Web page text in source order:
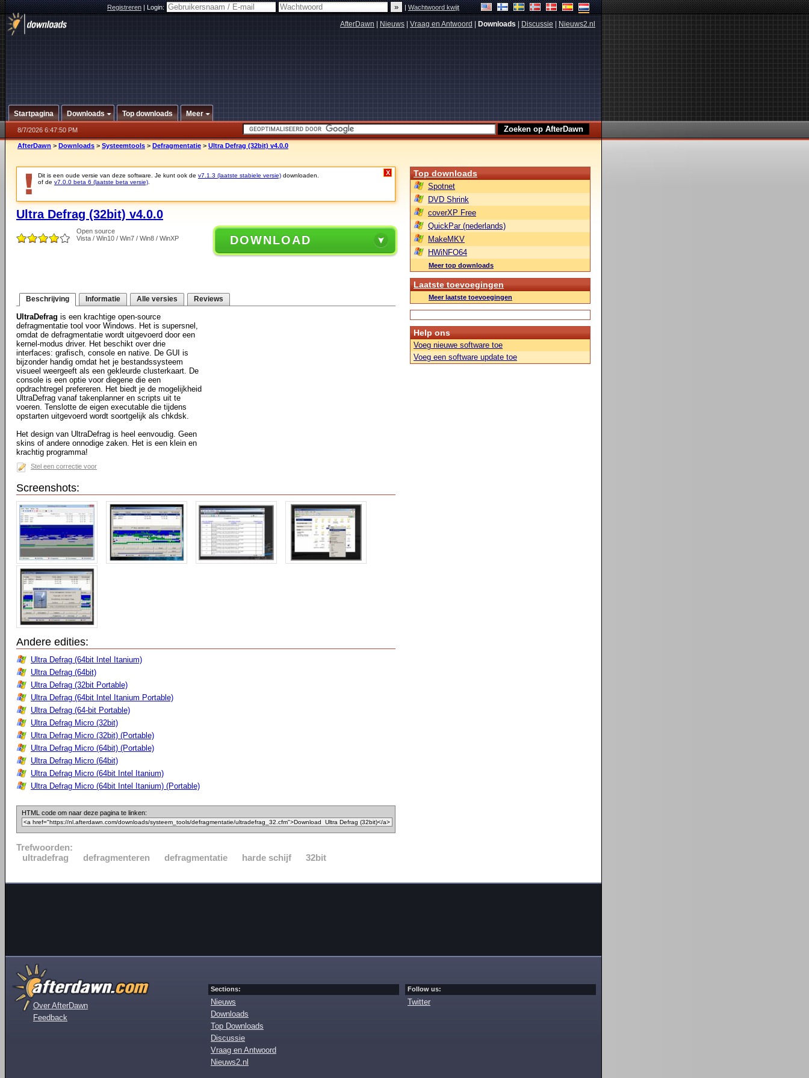
Registreren|Login: |Wachtwoord kwijt
AfterDawn Nieuws Vraag en Antwoord Downloads Discussie Nieuws2.nl
Startpagina Downloads Top downloads Meer
8/7/2026 6:47:50 PM
AfterDawn > Downloads > Systeemtools > Defragmentatie > Ultra Defrag (32bit) v4.0.0
Dit is een oude versie van deze software. Je kunt ook de v7.1.3 (laatste stabiele versie) downloaden.
of de v7.0.0 beta 6 (laatste beta versie)
X
Ultra Defrag (32bit) v4.0.0
Open source
Vista / Win10 / Win7 / Win8 / WinXP
DOWNLOAD
Beschrijving Informatie Alle versies Reviews
UltraDefrag is een krachtige open-source
defragmentatie tool voor Windows. Het is supersnel,
omdat de defragmentatie wordt uitgevoerd door een
kernel-modus driver. Het beschikt over drie
interfaces: grafisch, console en native. De GUI is
bijzonder handig omdat het je bestandssysteem
visueel weergeeft als een gekleurde clusterkaart. De
console is een optie voor diegene die een
opdrachtregel prefereren. Het biedt je de mogelijkheid
UltraDefrag vanaf takenplanner en scripts uit te
voeren. Tenslotte de eigen executable die tijdens
opstarten uitgevoerd wordt soortgelijk als chkdsk.
Het design van UltraDefrag is heel eenvoudig. Geen
skins of andere onnodige zaken. Het is een klein en
krachtig programma!
Stel een correctie voor
Screenshots:
Andere edities:
Ultra Defrag (64bit Intel Itanium)
Ultra Defrag (64bit)
Ultra Defrag (32bit Portable)
Ultra Defrag (64bit Intel Itanium Portable)
Ultra Defrag (64-bit Portable)
Ultra Defrag Micro (32bit)
Ultra Defrag Micro (32bit) (Portable)
Ultra Defrag Micro (64bit) (Portable)
Ultra Defrag Micro (64bit)
Ultra Defrag Micro (64bit Intel Itanium)
Ultra Defrag Micro (64bit Intel Itanium) (Portable)
HTML code om naar deze pagina te linken:
Trefwoorden:
ultradefrag
defragmenteren defragmentatie harde schijf 32bit
Top downloads
Spotnet
DVD Shrink
coverXP Free
QuickPar (nederlands)
MakeMKV
HWiNFO64
Meer top downloads
Laatste toevoegingen
Meer laatste toevoegingen
Help ons
Voeg nieuwe software toe
Voeg een software update toe
Over AfterDawn
Feedback
Sections:
Nieuws
Downloads
Top Downloads
Discussie
Vraag en Antwoord
Nieuws2.nl
Follow us:
Twitter